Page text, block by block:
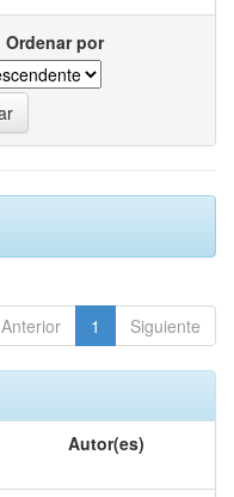
Ordenar por
Anterior 1 Siguiente
Autor(es)